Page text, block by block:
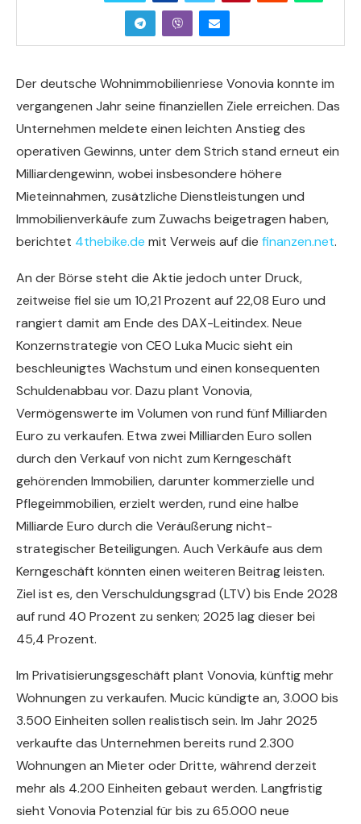
Der deutsche Wohnimmobilienriese Vonovia konnte im
vergangenen Jahr seine finanziellen Ziele erreichen. Das
Unternehmen meldete einen leichten Anstieg des
operativen Gewinns, unter dem Strich stand erneut ein
Milliardengewinn, wobei insbesondere höhere
Mieteinnahmen, zusätzliche Dienstleistungen und
Immobilienverkäufe zum Zuwachs beigetragen haben,
berichtet 4thebike.de mit Verweis auf die finanzen.net.
An der Börse steht die Aktie jedoch unter Druck,
zeitweise fiel sie um 10,21 Prozent auf 22,08 Euro und
rangiert damit am Ende des DAX-Leitindex. Neue
Konzernstrategie von CEO Luka Mucic sieht ein
beschleunigtes Wachstum und einen konsequenten
Schuldenabbau vor. Dazu plant Vonovia,
Vermögenswerte im Volumen von rund fünf Milliarden
Euro zu verkaufen. Etwa zwei Milliarden Euro sollen
durch den Verkauf von nicht zum Kerngeschäft
gehörenden Immobilien, darunter kommerzielle und
Pflegeimmobilien, erzielt werden, rund eine halbe
Milliarde Euro durch die Veräußerung nicht-
strategischer Beteiligungen. Auch Verkäufe aus dem
Kerngeschäft könnten einen weiteren Beitrag leisten.
Ziel ist es, den Verschuldungsgrad (LTV) bis Ende 2028
auf rund 40 Prozent zu senken; 2025 lag dieser bei
45,4 Prozent.
Im Privatisierungsgeschäft plant Vonovia, künftig mehr
Wohnungen zu verkaufen. Mucic kündigte an, 3.000 bis
3.500 Einheiten sollen realistisch sein. Im Jahr 2025
verkaufte das Unternehmen bereits rund 2.300
Wohnungen an Mieter oder Dritte, während derzeit
mehr als 4.200 Einheiten gebaut werden. Langfristig
sieht Vonovia Potenzial für bis zu 65.000 neue